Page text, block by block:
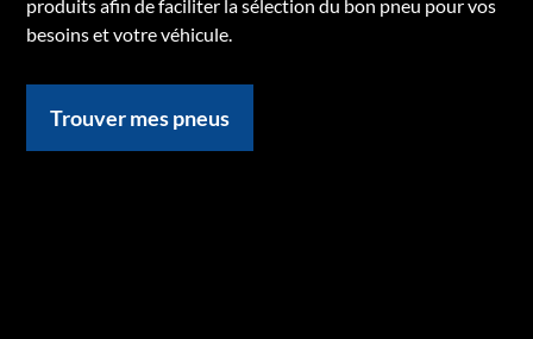
produits afin de faciliter la sélection du bon pneu pour vos
besoins et votre véhicule.
Trouver mes pneus